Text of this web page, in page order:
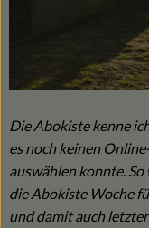
Die Abokiste kenne
es noch keinen
auswählen konnte.
die Abokiste Woche
und damit auch